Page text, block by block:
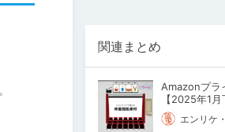
関連まとめ
Amazonプラ
【2025年1月